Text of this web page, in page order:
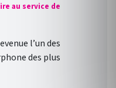
au service de
l’un des
des plus